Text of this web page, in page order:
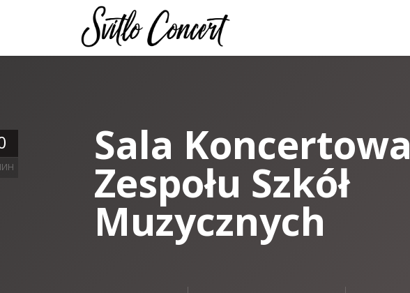
Sala Koncertowa
Zespołu Szkół
Muzycznych